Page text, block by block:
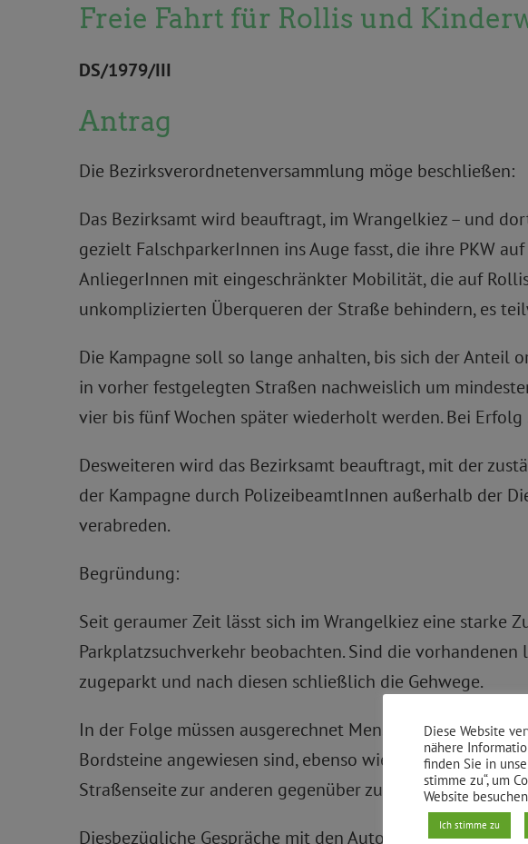
Freie Fahrt für Rollis und
DS/1979/III
Antrag
Die Bezirksverordnetenversammlung möge beschließen:
Das Bezirksamt wird beauftragt, im Wrangelkiez – und
gezielt FalschparkerInnen ins Auge fasst, die ihre PKW
AnliegerInnen mit eingeschränkter Mobilität, die auf
unkomplizierten Überqueren der Straße behindern, es
Die Kampagne soll so lange anhalten, bis sich der
in vorher festgelegten Straßen nachweislich um
vier bis fünf Wochen später wiederholt werden. Bei
Desweiteren wird das Bezirksamt beauftragt, mit der
der Kampagne durch PolizeibeamtInnen außerhalb der
verabreden.
Begründung:
Seit geraumer Zeit lässt sich im Wrangelkiez eine starke
Parkplatzsuchverkehr beobachten. Sind die
zugeparkt und nach diesen schließlich die Gehwege.
In der Folge müssen ausgerechnet Menschen mit
Bordsteine angewiesen sind, ebenso wie Eltern mit
Straßenseite zur anderen gegenüber zu gelangen.
Diesbezügliche Gespräche mit den AutomobilistInnen,
Diese Website
nähere
finden Sie in
stimme zu“, um
Website
Ich stimme zu